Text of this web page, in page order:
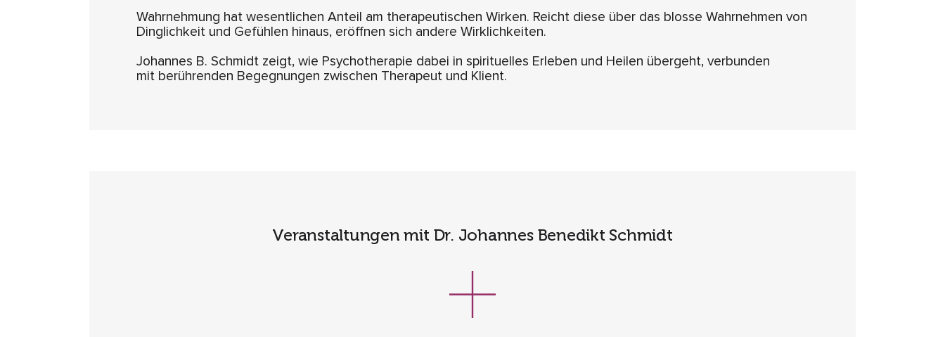
Wahrnehmung hat wesentlichen Anteil am therapeutischen Wirken. Reicht diese über das blosse Wahrnehmen von
Dinglichkeit und Gefühlen hinaus, eröffnen sich andere Wirklichkeiten.
Johannes B. Schmidt zeigt, wie Psychotherapie dabei in spirituelles Erleben und Heilen übergeht, verbunden
mit berührenden Begegnungen zwischen Therapeut und Klient.
Veranstaltungen mit Dr. Johannes Benedikt Schmidt